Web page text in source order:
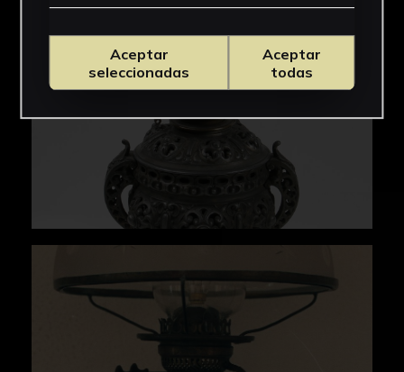
Aceptar
seleccionadas
Aceptar
todas